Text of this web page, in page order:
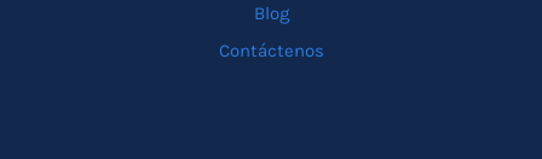
Blog
Contáctenos